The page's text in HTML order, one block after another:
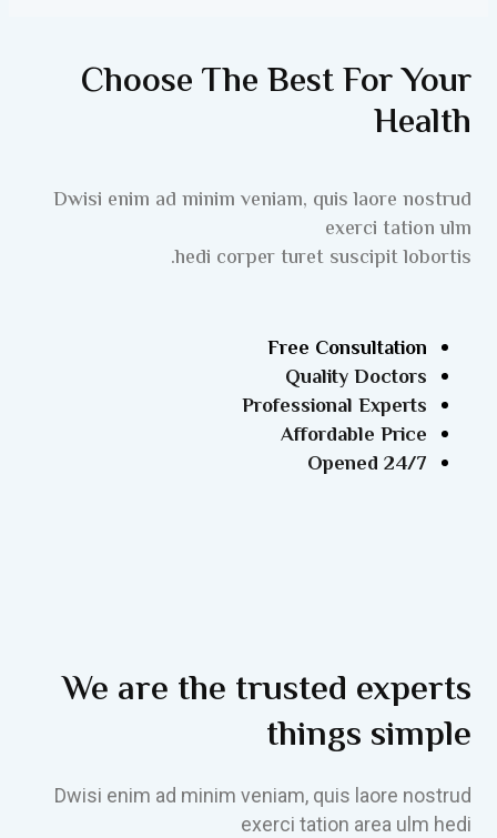
Choose The Best For Your
Health
Dwisi enim ad minim veniam, quis laore nostrud
exerci tation ulm
hedi corper turet suscipit lobortis.
Free Consultation
Quality Doctors
Professional Experts
Affordable Price
24/7 Opened
We are the trusted experts
things simple
Dwisi enim ad minim veniam, quis laore nostrud
exerci tation area ulm hedi